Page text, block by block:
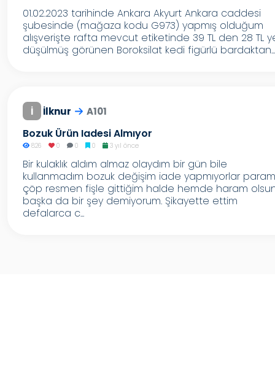
01.02.2023 tarihinde Ankara Akyurt Ankara caddesi
şubesinde (mağaza kodu G973) yapmış olduğum
alışverişte rafta mevcut etiketinde 39 TL den 28 TL
düşülmüş görünen Boroksilat kedi figürlü bardaktan...
İ İlknur A101
Bozuk Ürün Iadesi Almıyor
826 0 0 0 3 yıl önce
Bir kulaklık aldım almaz olaydım bir gün bile
kullanmadım bozuk değişim iade yapmıyorlar param
çöp resmen fişle gittiğim halde hemde haram
başka da bir şey demiyorum. Şikayette ettim
defalarca c...